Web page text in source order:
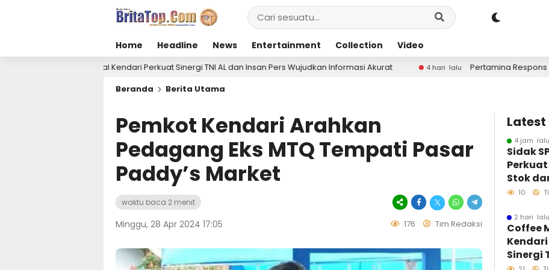
Home Headline News Entertainment Collection Video
Lanal Kendari Perkuat Sinergi TNI AL dan Insan Pers Wujudkan Informasi Akurat 4 hari lalu
Pertamina Respons Cepat Tambah
Beranda
Berita Utama
Pemkot Kendari Arahkan
Pedagang Eks MTQ Tempati Pasar
Paddy’s Market
waktu baca 2 menit
Minggu, 28 Apr 2024 17:05 176 Tim Redaksi
Latest
4 jam lalu
Sidak
Stok
BBM
10
2 hari lalu
Coffee
Sinergi